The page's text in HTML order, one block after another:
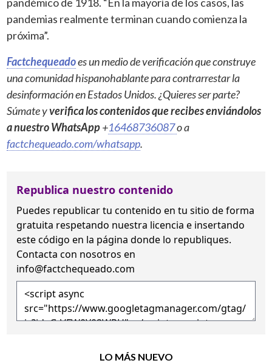
pandemias realmente terminan cuando comienza la
próxima”.
Factchequeadoes un medio de verificación que construye
una comunidad hispanohablante para contrarrestar la
desinformación en Estados Unidos. ¿Quieres ser parte?
Súmate yverifica los contenidos que recibes enviándolos
a nuestro WhatsApp+16468736087o a
factchequeado.com/whatsapp.
Republica nuestro contenido
Puedes republicar tu contenido en tu sitio de forma
gratuita respetando nuestra licencia e insertando
este código en la página donde lo republiques.
Contacta con nosotros en
info@factchequeado.com
LO MÁS NUEVO